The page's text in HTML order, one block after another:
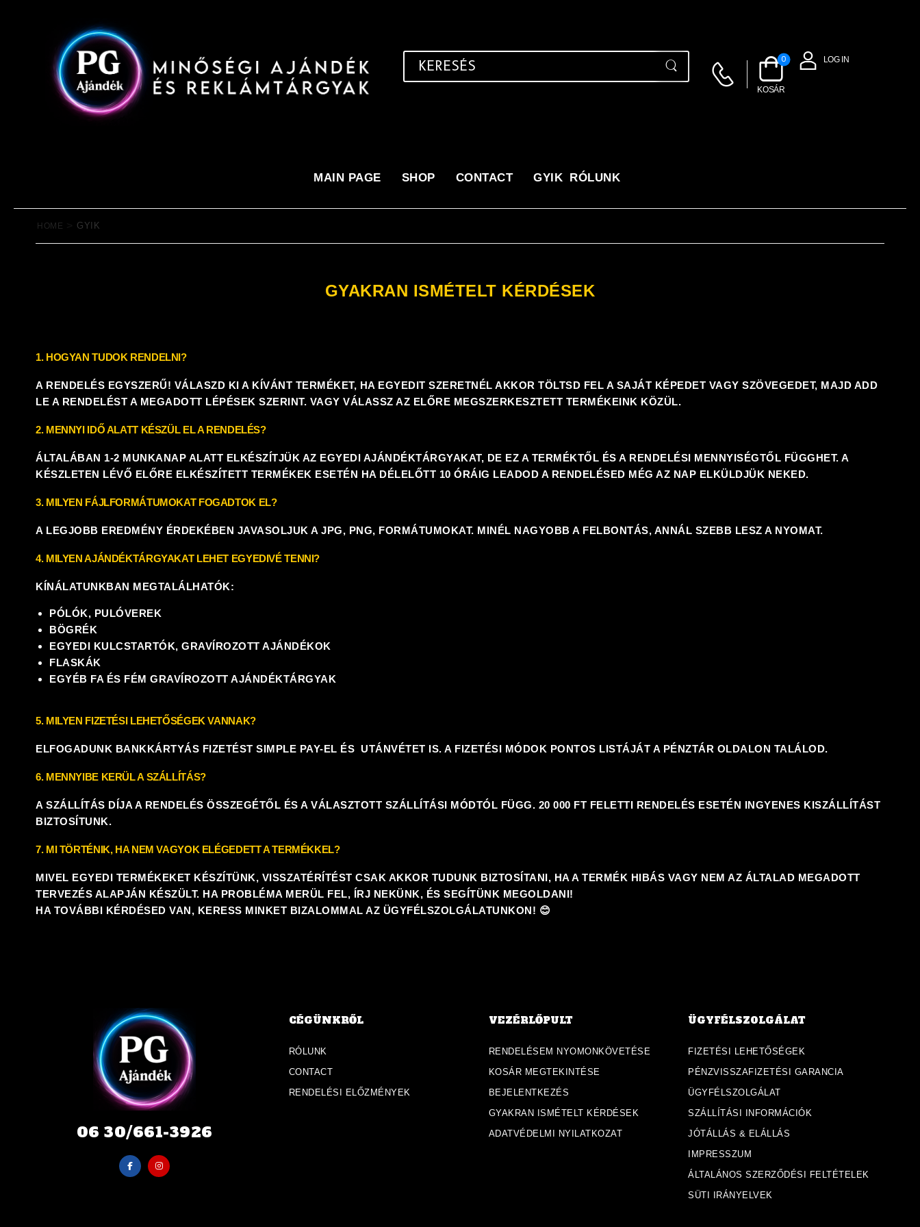
KOSÁR
0 LOG IN
MAIN PAGE SHOP CONTACT GYIK RÓLUNK
HOME GYIK
GYAKRAN ISMÉTELT KÉRDÉSEK
1. HOGYAN TUDOK RENDELNI?
A RENDELÉS EGYSZERŰ! VÁLASZD KI A KÍVÁNT TERMÉKET, HA EGYEDIT SZERETNÉL AKKOR TÖLTSD FEL A SAJÁT KÉPEDET VAGY SZÖVEGEDET, MAJD ADD
LE A RENDELÉST A MEGADOTT LÉPÉSEK SZERINT. VAGY VÁLASSZ AZ ELŐRE MEGSZERKESZTETT TERMÉKEINK KÖZÜL.
2. MENNYI IDŐ ALATT KÉSZÜL EL A RENDELÉS?
ÁLTALÁBAN 1-2 MUNKANAP ALATT ELKÉSZÍTJÜK AZ EGYEDI AJÁNDÉKTÁRGYAKAT, DE EZ A TERMÉKTŐL ÉS A RENDELÉSI MENNYISÉGTŐL FÜGGHET. A
KÉSZLETEN LÉVŐ ELŐRE ELKÉSZÍTETT TERMÉKEK ESETÉN HA DÉLELŐTT 10 ÓRÁIG LEADOD A RENDELÉSED MÉG AZ NAP ELKÜLDJÜK NEKED.
3. MILYEN FÁJLFORMÁTUMOKAT FOGADTOK EL?
A LEGJOBB EREDMÉNY ÉRDEKÉBEN JAVASOLJUK A JPG, PNG, FORMÁTUMOKAT. MINÉL NAGYOBB A FELBONTÁS, ANNÁL SZEBB LESZ A NYOMAT.
4. MILYEN AJÁNDÉKTÁRGYAKAT LEHET EGYEDIVÉ TENNI?
KÍNÁLATUNKBAN MEGTALÁLHATÓK:
PÓLÓK, PULÓVEREK
BÖGRÉK
EGYEDI KULCSTARTÓK, GRAVÍROZOTT AJÁNDÉKOK
FLASKÁK
EGYÉB FA ÉS FÉM GRAVÍROZOTT AJÁNDÉKTÁRGYAK
5. MILYEN FIZETÉSI LEHETŐSÉGEK VANNAK?
ELFOGADUNK BANKKÁRTYÁS FIZETÉST SIMPLE PAY-EL ÉS UTÁNVÉTET IS. A FIZETÉSI MÓDOK PONTOS LISTÁJÁT A PÉNZTÁR OLDALON TALÁLOD.
6. MENNYIBE KERÜL A SZÁLLÍTÁS?
A SZÁLLÍTÁS DÍJA A RENDELÉS ÖSSZEGÉTŐL ÉS A VÁLASZTOTT SZÁLLÍTÁSI MÓDTÓL FÜGG. 20 000 FT FELETTI RENDELÉS ESETÉN INGYENES KISZÁLLÍTÁST
BIZTOSÍTUNK.
7. MI TÖRTÉNIK, HA NEM VAGYOK ELÉGEDETT A TERMÉKKEL?
MIVEL EGYEDI TERMÉKEKET KÉSZÍTÜNK, VISSZATÉRÍTÉST CSAK AKKOR TUDUNK BIZTOSÍTANI, HA A TERMÉK HIBÁS VAGY NEM AZ ÁLTALAD MEGADOTT
TERVEZÉS ALAPJÁN KÉSZÜLT. HA PROBLÉMA MERÜL FEL, ÍRJ NEKÜNK, ÉS SEGÍTÜNK MEGOLDANI!
HA TOVÁBBI KÉRDÉSED VAN, KERESS MINKET BIZALOMMAL AZ ÜGYFÉLSZOLGÁLATUNKON! 😊
06 30/661-3926
CÉGÜNKRŐL
RÓLUNK
CONTACT
RENDELÉSI ELŐZMÉNYEK
VEZÉRLŐPULT
RENDELÉSEM NYOMONKÖVETÉSE
KOSÁR MEGTEKINTÉSE
BEJELENTKEZÉS
GYAKRAN ISMÉTELT KÉRDÉSEK
ADATVÉDELMI NYILATKOZAT
ÜGYFÉLSZOLGÁLAT
FIZETÉSI LEHETŐSÉGEK
PÉNZVISSZAFIZETÉSI GARANCIA
ÜGYFÉLSZOLGÁLAT
SZÁLLÍTÁSI INFORMÁCIÓK
JÓTÁLLÁS & ELÁLLÁS
IMPRESSZUM
ÁLTALÁNOS SZERZŐDÉSI FELTÉTELEK
SÜTI IRÁNYELVEK